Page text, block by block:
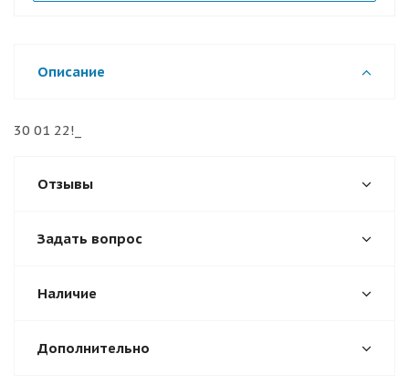
Описание
30 01 22!_
Отзывы
Задать вопрос
Наличие
Дополнительно